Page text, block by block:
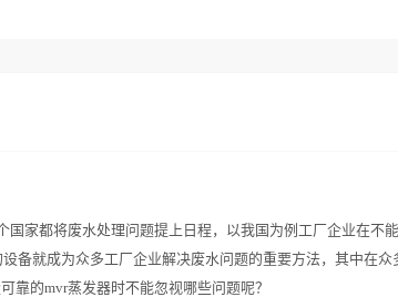
家都将废水处理问题提上日程，以我国为例工厂企业在不
备就成为众多工厂企业解决废水问题的重要方法，其中在众
靠的mvr蒸发器时不能忽视哪些问题呢？